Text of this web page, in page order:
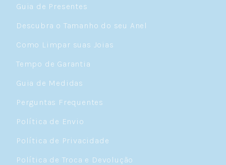
Guia de Presentes
Descubra o Tamanho do seu Anel
Como Limpar suas Joias
Tempo de Garantia
Guia de Medidas
Perguntas Frequentes
Política de Envio
Política de Privacidade
Política de Troca e Devolução